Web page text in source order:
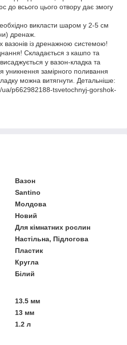
до всього цього отвору дає змогу
викласти шаром у 2-5 см
дренаж.
вазонів із дренажною системою!
Складається з кашпо та
у вазон-кладка та
уникнення замірного поливання
можна витягнути. Детальніше:
p662982188-tsvetochnyj-gorshok-
Вазон
Santino
Молдова
Новий
Для кімнатних рослин
Настільна, Підлогова
Пластик
Кругла
Білий
13.5 мм
13 мм
1.2 л